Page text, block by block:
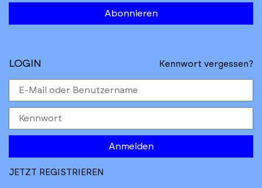
Abonnieren
LOGIN Kennwort vergessen?
Anmelden
JETZT REGISTRIEREN